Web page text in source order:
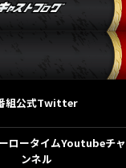
組公式Twitter
ロータイムYoutubeチャ
ンネル